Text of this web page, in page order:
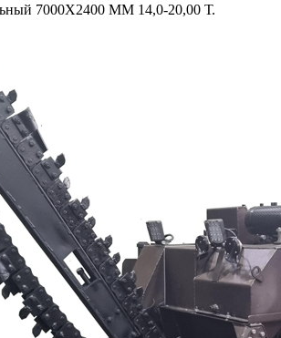
7000Х2400 ММ 14,0-20,00 Т.